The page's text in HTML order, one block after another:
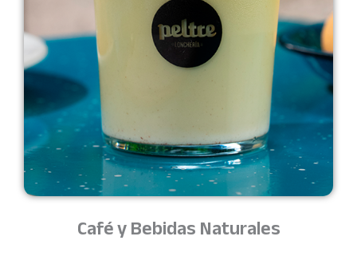
Café y Bebidas Naturales